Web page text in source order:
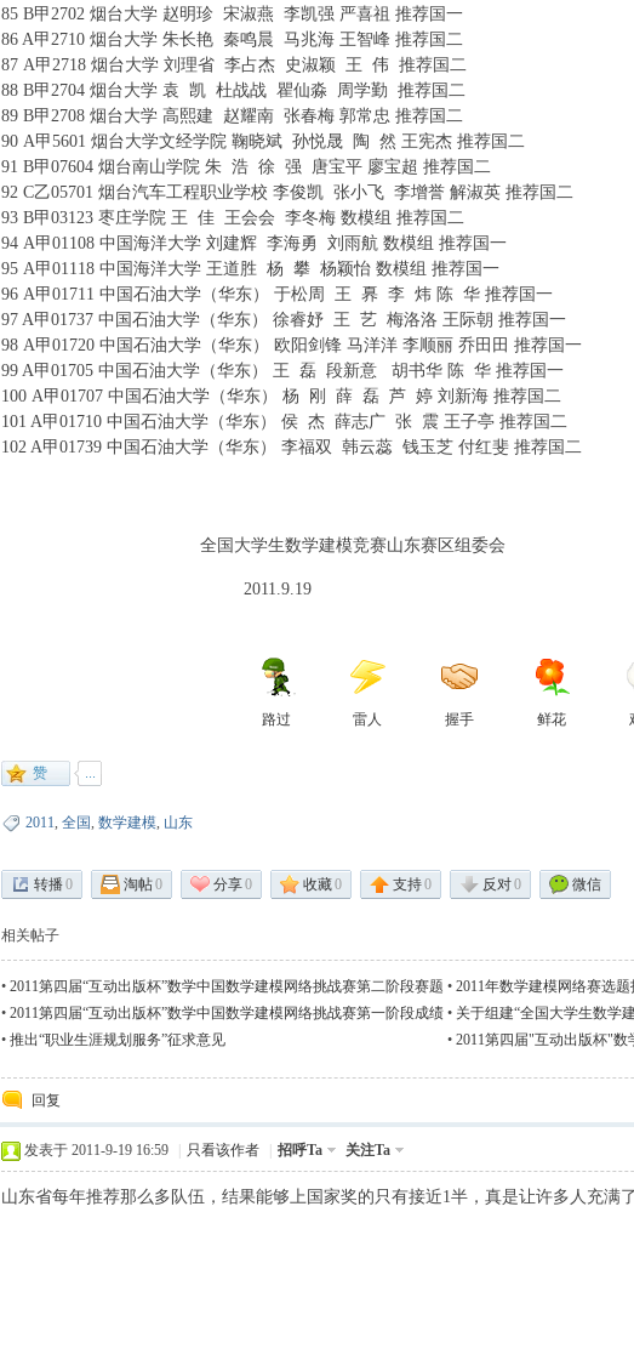
85 B甲2702 烟台大学 赵明珍 宋淑燕 李凯强 严喜祖 推荐国一
86 A甲2710 烟台大学 朱长艳 秦鸣晨 马兆海 王智峰 推荐国二
87 A甲2718 烟台大学 刘理省 李占杰 史淑颖 王 伟 推荐国二
88 B甲2704 烟台大学 袁 凯 杜战战 瞿仙淼 周学勤 推荐国二
89 B甲2708 烟台大学 高熙建 赵耀南 张春梅 郭常忠 推荐国二
90 A甲5601 烟台大学文经学院 鞠晓斌 孙悦晟 陶 然 王宪杰 推荐国二
91 B甲07604 烟台南山学院 朱 浩 徐 强 唐宝平 廖宝超 推荐国二
92 C乙05701 烟台汽车工程职业学校 李俊凯 张小飞 李增誉 解淑英 推荐国二
93 B甲03123 枣庄学院 王 佳 王会会 李冬梅 数模组 推荐国二
94 A甲01108 中国海洋大学 刘建辉 李海勇 刘雨航 数模组 推荐国一
95 A甲01118 中国海洋大学 王道胜 杨 攀 杨颖怡 数模组 推荐国一
96 A甲01711 中国石油大学（华东） 于松周 王 奡 李 炜 陈 华 推荐国一
97 A甲01737 中国石油大学（华东） 徐睿妤 王 艺 梅洛洛 王际朝 推荐国一
98 A甲01720 中国石油大学（华东） 欧阳剑锋 马洋洋 李顺丽 乔田田 推荐国一
99 A甲01705 中国石油大学（华东） 王 磊 段新意 胡书华 陈 华 推荐国一
100 A甲01707 中国石油大学（华东） 杨 刚 薛 磊 芦 婷 刘新海 推荐国二
101 A甲01710 中国石油大学（华东） 侯 杰 薛志广 张 震 王子亭 推荐国二
102 A甲01739 中国石油大学（华东） 李福双 韩云蕊 钱玉芝 付红斐 推荐国二
全国大学生数学建模竞赛山东赛区组委会
2011.9.19
路过 雷人 握手 鲜花
2011, 全国, 数学建模, 山东
转播0 淘帖0 分享0 收藏0 支持0 反对0 微信
相关帖子
• 2011第四届“互动出版杯”数学中国数学建模网络挑战赛第二阶段赛题 • 2011年数学建模网络赛选题
• 2011第四届“互动出版杯”数学中国数学建模网络挑战赛第一阶段成绩
最终稿（5.28）
• 关于组建“全国大学生数学
• 推出“职业生涯规划服务”征求意见 • 2011第四届"互动出版杯"
回复
发表于 2011-9-19 16:59 只看该作者 招呼Ta 关注Ta
山东省每年推荐那么多队伍，结果能够上国家奖的只有接近1半，真是让许多人充满